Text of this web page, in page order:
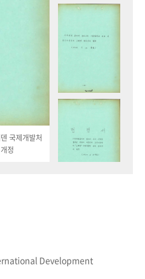
국제개발처
정
Development